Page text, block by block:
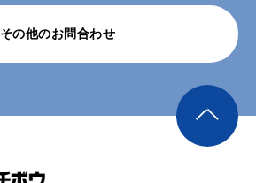
その他のお問合わせ